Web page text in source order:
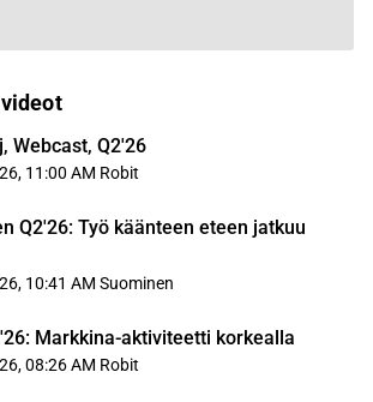
Webcast, Q2'26
11:00 AM Robit
Q2'26: Työ käänteen eteen jatkuu
10:41 AM Suominen
Markkina-aktiviteetti korkealla
08:26 AM Robit